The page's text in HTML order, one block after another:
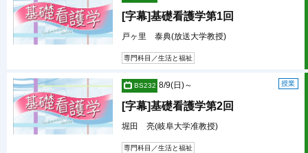
[字幕]基礎看護学第1回
戸ヶ里 泰典(放送大学教授)
専門科目／生活と福祉
BS232 授業
8/9(日)～
[字幕]基礎看護学第2回
堀田 亮(岐阜大学准教授)
専門科目／生活と福祉